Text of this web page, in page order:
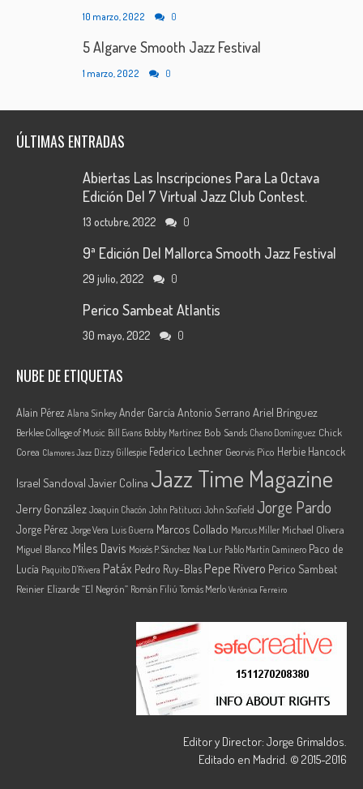
10 marzo, 2022 0
5 Algarve Smooth Jazz Festival
1 marzo, 2022 0
ÚLTIMAS ENTRADAS
Abiertas Las Inscripciones Para La Octava
Edición Del 7 Virtual Jazz Club Contest.
13 octubre, 2022 0
9ª Edición Del Mallorca Smooth Jazz Festival
29 julio, 2022 0
Perico Sambeat Atlantis
30 mayo, 2022 0
NUBE DE ETIQUETAS
Alain Pérez Alana SinkeyAnder García Antonio Serrano Ariel Brínguez
Berklee College of Music Bill Evans Bobby Martínez Bob Sands Chano Domínguez Chick
Corea Clamores Jazz Dizzy Gillespie Federico Lechner Georvis Pico Herbie Hancock
Israel Sandoval Javier Colina Jazz Time Magazine
Jerry González Joaquin Chacón John Patitucci John Scofield Jorge Pardo
Jorge Pérez Jorge Vera Luis Guerra Marcos Collado Marcus Miller Michael Olivera
Miguel Blanco Miles Davis Moisés P. Sánchez Noa Lur Pablo Martín Caminero Paco de
Lucía Paquito D'Rivera Patáx Pedro Ruy-Blas Pepe Rivero Perico Sambeat
Reinier Elizarde “El Negrón” Román Filiú Tomás Merlo Verónica Ferreiro
Editor y Director: Jorge Grimaldos.
Editado en Madrid. © 2015-2016